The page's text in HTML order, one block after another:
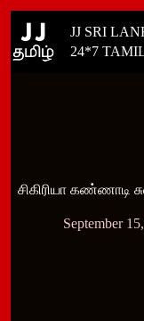
content
JJ SRI
24*7
சிகிரியா கண்ணாடி
September